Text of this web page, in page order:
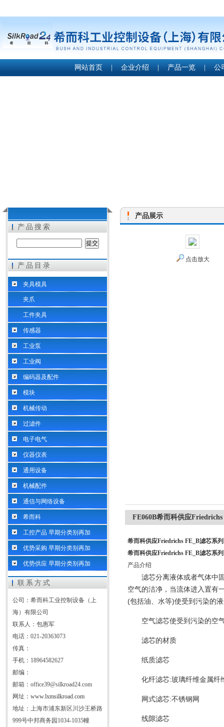
希而科工业控制设备（上海）有限公司
网站首页 | 企业介绍 | 产品一览 | 公
产品搜索
产品目录
夹具模具
夹爪
工件夹具
传感器
工业泵
工业阀
编码器及配件
模块
机械传动
过滤件
电子电气
仪器仪表
通用设备
机械配件
通信与网络设备
希而科
工控产品 早期分类别再加
优势采购 早期分类别再加
优势供应 早期分类别再加
联系方式
公司：希而科工业控制设备（上
海）有限公司
联系人：包惠军
电话：021-20363073
传真：
手机：18964582627
邮编：
邮箱：office39@silkroad24.com
网址： www.lxmsilkroad.com
地址：上海市浦东新区川沙王桥路
999号中邦商务园1034-1035幢
产品展示
点击放大
FE060B希而科供应
希而科供应Friedrichs FE_B滤芯系列
希而科供应Friedrichs FE_B滤芯系列
产品介绍
滤芯分离液体或者气体中
空气的洁净，当流体进入置有
(包括油、水等)使受到污染的
空气滤芯使受到污染的空
滤芯的材质
纸质滤芯
化纤滤芯:玻璃纤维金属纤
网式滤芯:不锈钢网
线隙滤芯